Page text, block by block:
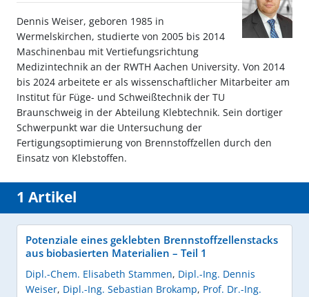
Dennis Weiser, geboren 1985 in
Wermelskirchen, studierte von 2005 bis 2014
Maschinenbau mit Vertiefungsrichtung
Medizintechnik an der RWTH Aachen University. Von 2014
bis 2024 arbeitete er als wissenschaftlicher Mitarbeiter am
Institut für Füge- und Schweißtechnik der TU
Braunschweig in der Abteilung Klebtechnik. Sein dortiger
Schwerpunkt war die Untersuchung der
Fertigungsoptimierung von Brennstoffzellen durch den
Einsatz von Klebstoffen.
1 Artikel
Potenziale eines geklebten Brennstoffzellenstacks
aus biobasierten Materialien – Teil 1
Dipl.-Chem. Elisabeth Stammen, Dipl.-Ing. Dennis
Weiser, Dipl.-Ing. Sebastian Brokamp, Prof. Dr.-Ing.